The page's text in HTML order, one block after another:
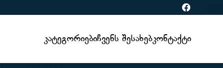
Facebook
ᲙატეგორიებიᲩვენს ᲨესახებᲙონტაქტი